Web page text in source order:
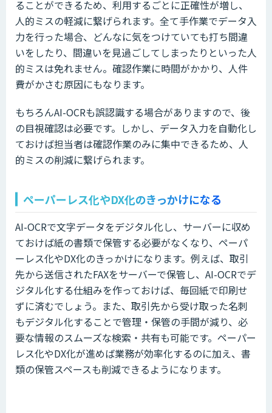
ることができるため、利用するごとに正確性が増し、
人的ミスの軽減に繋げられます。全て手作業でデータ入
力を行った場合、どんなに気をつけていても打ち間違
いをしたり、間違いを見過ごしてしまったりといった人
的ミスは免れません。確認作業に時間がかかり、人件
費がかさむ原因にもなります。
もちろんAI-OCRも誤認識する場合がありますので、後
の目視確認は必要です。しかし、データ入力を自動化し
ておけば担当者は確認作業のみに集中できるため、人
的ミスの削減に繋げられます。
ペーパーレス化やDX化のきっかけになる
AI-OCRで文字データをデジタル化し、サーバーに収め
ておけば紙の書類で保管する必要がなくなり、ペーパ
ーレス化やDX化のきっかけになります。例えば、取引
先から送信されたFAXをサーバーで保管し、AI-OCRでデ
ジタル化する仕組みを作っておけば、毎回紙で印刷せ
ずに済むでしょう。また、取引先から受け取った名刺
もデジタル化することで管理・保管の手間が減り、必
要な情報のスムーズな検索・共有も可能です。ペーパー
レス化やDX化が進めば業務が効率化するのに加え、書
類の保管スペースも削減できるようになります。